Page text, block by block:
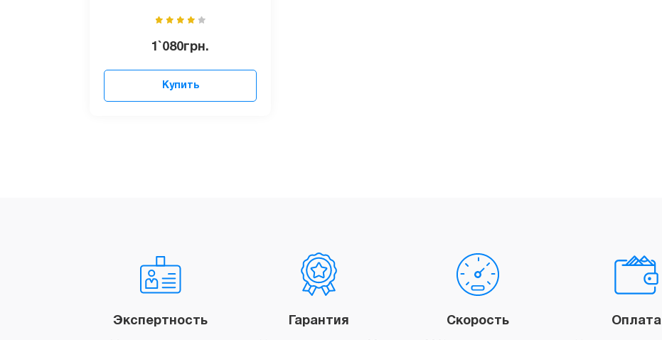
1`080грн.
Купить
Экспертность Гарантия Скорость Оплата